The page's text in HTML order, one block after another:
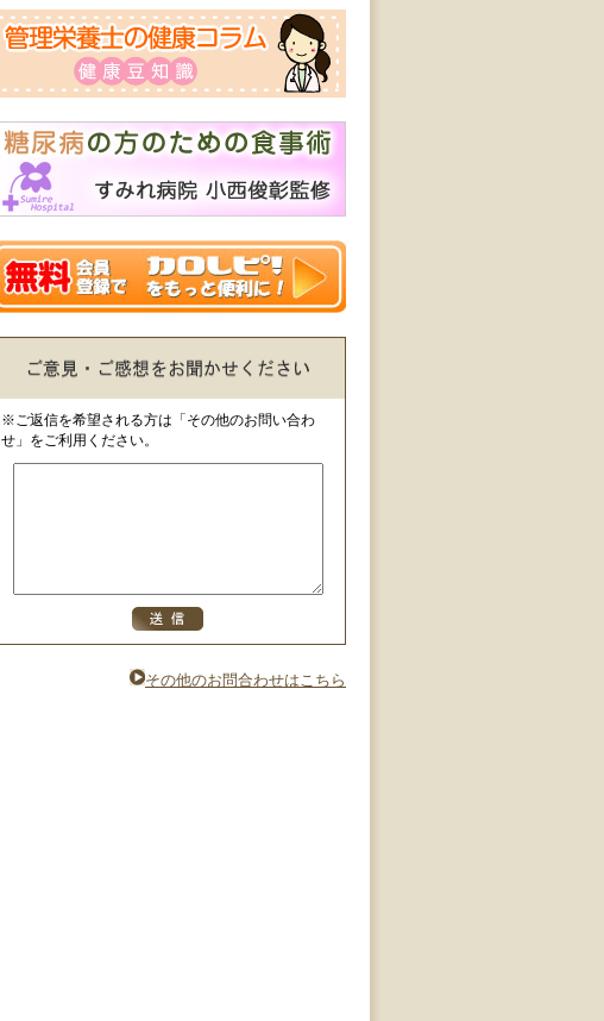
※ご返信を希望される方は「その他のお問い合わ
せ」をご利用ください。
その他のお問合わせはこちら